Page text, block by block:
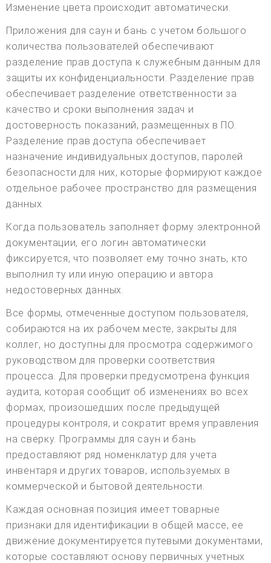
Изменение цвета происходит автоматически.
Приложения для саун и бань с учетом большого
количества пользователей обеспечивают
разделение прав доступа к служебным данным для
защиты их конфиденциальности. Разделение прав
обеспечивает разделение ответственности за
качество и сроки выполнения задач и
достоверность показаний, размещенных в ПО.
Разделение прав доступа обеспечивает
назначение индивидуальных доступов, паролей
безопасности для них, которые формируют каждое
отдельное рабочее пространство для размещения
данных.
Когда пользователь заполняет форму электронной
документации, его логин автоматически
фиксируется, что позволяет ему точно знать, кто
выполнил ту или иную операцию и автора
недостоверных данных.
Все формы, отмеченные доступом пользователя,
собираются на их рабочем месте, закрыты для
коллег, но доступны для просмотра содержимого
руководством для проверки соответствия
процесса. Для проверки предусмотрена функция
аудита, которая сообщит об изменениях во всех
формах, произошедших после предыдущей
процедуры контроля, и сократит время управления
на сверку. Программы для саун и бань
предоставляют ряд номенклатур для учета
инвентаря и других товаров, используемых в
коммерческой и бытовой деятельности.
Каждая основная позиция имеет товарные
признаки для идентификации в общей массе, ее
движение документируется путевыми документами,
которые составляют основу первичных учетных